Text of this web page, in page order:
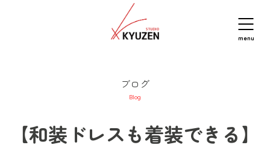
menu
ブログ
Blog
【和装ドレスも着装できる】